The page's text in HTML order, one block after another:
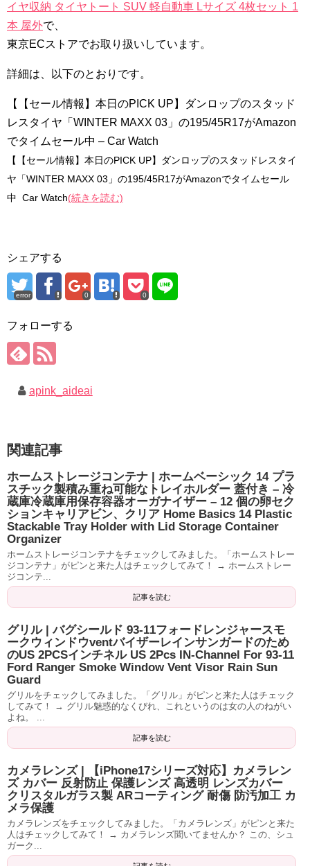
イヤ収納 タイヤトート SUV 軽自動車 Lサイズ 4枚セット 1
本 屋外で、
東京ECストアでお取り扱いしています。
詳細は、以下のとおりです。
【【セール情報】本日のPICK UP】ダンロップのスタッド
レスタイヤ「WINTER MAXX 03」の195/45R17がAmazon
でタイムセール中 – Car Watch
【【セール情報】本日のPICK UP】ダンロップのスタッドレスタイ
ヤ「WINTER MAXX 03」の195/45R17がAmazonでタイムセール
中 Car Watch(続きを読む)
シェアする
error 0 0
フォローする
apink_aideai
関連記事
ホームストレージコンテナ | ホームベーシック 14 プラ
スチック製積み重ね可能なトレイホルダー 蓋付き – 冷
蔵庫冷蔵庫用保存容器オーガナイザー – 12 個の卵セク
ションキャリアビン、クリア Home Basics 14 Plastic
Stackable Tray Holder with Lid Storage Container
Organizer
ホームストレージコンテナをチェックしてみました。「ホームストレー
ジコンテナ」がピンと来た人はチェックしてみて！ → ホームストレー
ジコンテ...
記事を読む
グリル | バグシールド 93-11フォードレンジャースモ
ークウィンドウventバイザーレインサンガードのため
のUS 2PCSインチネル US 2Pcs IN-Channel For 93-11
Ford Ranger Smoke Window Vent Visor Rain Sun
Guard
グリルをチェックしてみました。「グリル」がピンと来た人はチェック
してみて！ → グリル魅惑的なくびれ、これというのは女の人のねがい
よね。 ...
記事を読む
カメラレンズ | 【iPhone17シリーズ対応】カメラレン
ズ カバー 反射防止 保護レンズ 高透明 レンズカバー
クリスタルガラス製 ARコーティング 耐傷 防汚加工 カ
メラ保護
カメラレンズをチェックしてみました。「カメラレンズ」がピンと来た
人はチェックしてみて！ → カメラレンズ聞いてませんか？ この、シュ
ガーク...